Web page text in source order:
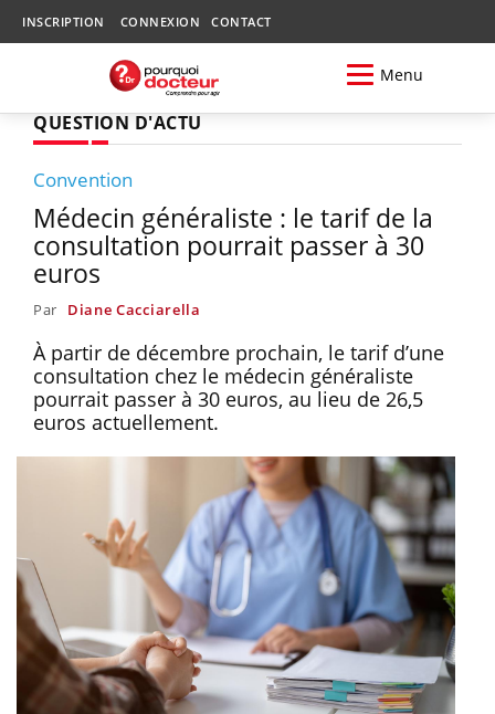
INSCRIPTION CONNEXION CONTACT
Menu
QUESTION D'ACTU
Convention
Médecin généraliste : le tarif de la
consultation pourrait passer à 30
euros
Par Diane Cacciarella
À partir de décembre prochain, le tarif d’une
consultation chez le médecin généraliste
pourrait passer à 30 euros, au lieu de 26,5
euros actuellement.